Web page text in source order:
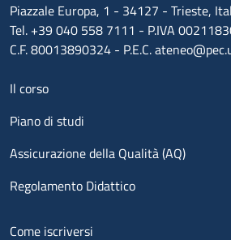
Piazzale Europa, 1 - 34127 - Trieste,
Tel. +39 040 558 7111 - P.IVA
C.F. 80013890324 - P.E.C.
Menu footer 1
Il corso
Piano di studi
Assicurazione della Qualità (AQ)
Regolamento Didattico
Menu footer 2
Come iscriversi